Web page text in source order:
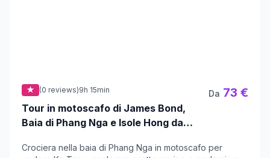
★ (0 reviews)9h 15min
Tour in motoscafo di James Bond,
Baia di Phang Nga e Isole Hong da
Da 73 €
Crociera nella baia di Phang Nga in motoscafo per